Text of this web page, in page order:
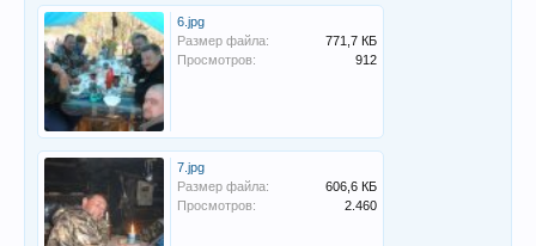
6.jpg
Размер файла:
771,7 КБ
Просмотров:
912
7.jpg
Размер файла:
606,6 КБ
Просмотров:
2.460